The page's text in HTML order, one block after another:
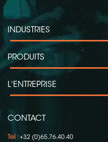
CONTACT
Tel: +32 (0)65.76.40.40
INDUSTRIES
PRODUITS
L'ENTREPRISE